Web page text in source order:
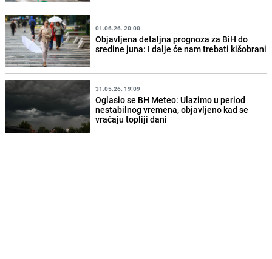
01.06.26. 20:00
Objavljena detaljna prognoza za BiH do
sredine juna: I dalje će nam trebati kišobrani
31.05.26. 19:09
Oglasio se BH Meteo: Ulazimo u period
nestabilnog vremena, objavljeno kad se
vraćaju topliji dani